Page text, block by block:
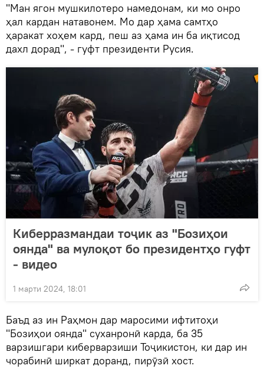
"Ман ягон мушкилотеро намедонам, ки мо онро
ҳал кардан натавонем. Мо дар ҳама самтҳо
ҳаракат хоҳем кард, пеш аз ҳама ин ба иқтисод
дахл дорад", - гуфт президенти Русия.
Киберразмандаи тоҷик аз "Бозиҳои
оянда" ва мулоқот бо президентҳо гуфт
- видео
1 марти 2024, 18:01
Баъд аз ин Раҳмон дар маросими ифтитоҳи
"Бозиҳои оянда" суханронӣ карда, ба 35
варзишгари киберварзиши Тоҷикистон, ки дар ин
чорабинӣ ширкат доранд, пирӯзӣ хост.